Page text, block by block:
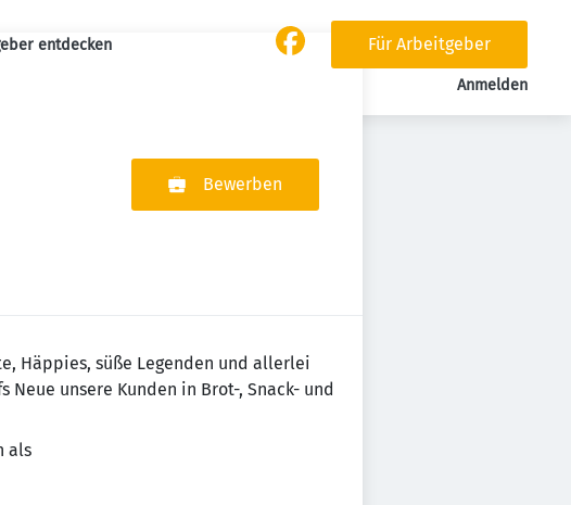
entdecken
Für Arbeitgeber
Anmelden
Bewerben
Häppies, süße Legenden und allerlei
unsere Kunden in Brot-, Snack- und
als